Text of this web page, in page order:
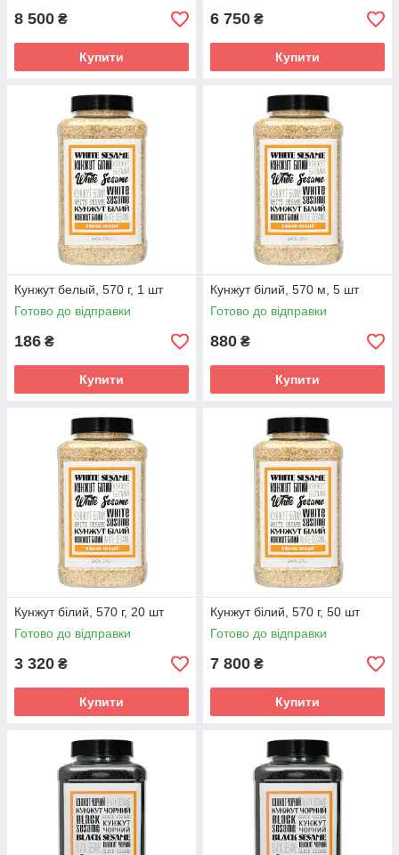
8 500 ₴
Купити
6 750 ₴
Купити
Кунжут белый, 570 г, 1 шт
Готово до відправки
186 ₴
Купити
Кунжут білий, 570 м, 5 шт
Готово до відправки
880 ₴
Купити
Кунжут білий, 570 г, 20 шт
Готово до відправки
3 320 ₴
Купити
Кунжут білий, 570 г, 50 шт
Готово до відправки
7 800 ₴
Купити